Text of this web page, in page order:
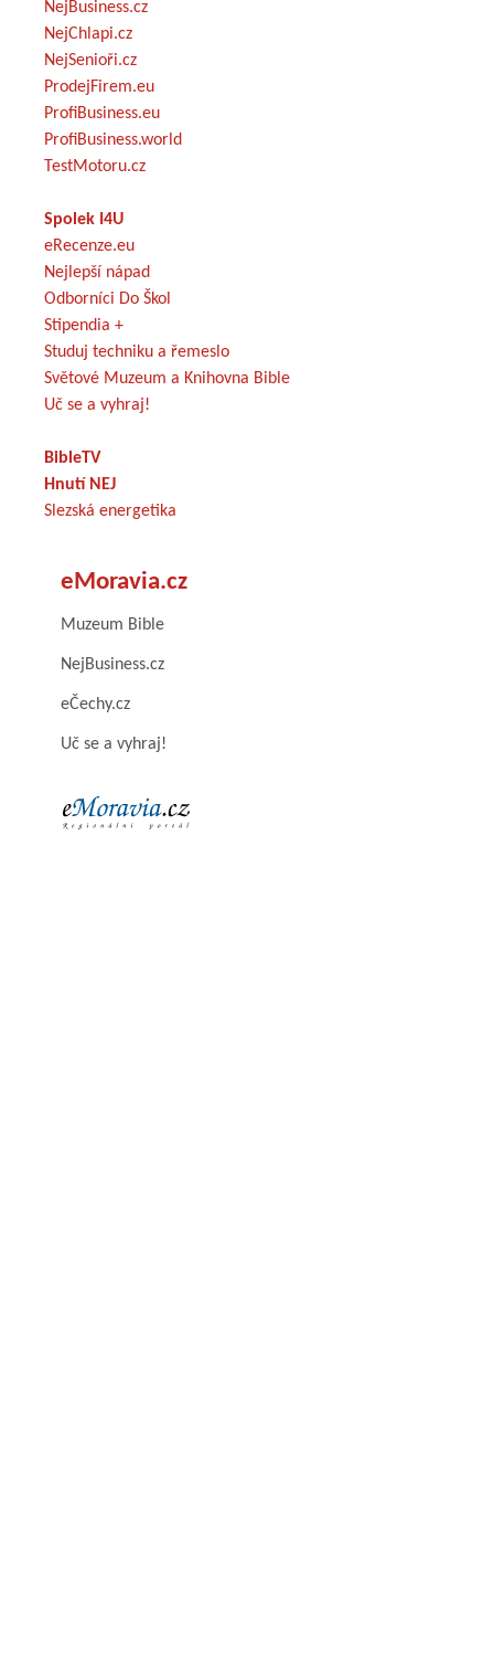
NejBusiness.cz
NejChlapi.cz
NejSenioři.cz
ProdejFirem.eu
ProfiBusiness.eu
ProfiBusiness.world
TestMotoru.cz
Spolek I4U
eRecenze.eu
Nejlepší nápad
Odborníci Do Škol
Stipendia +
Studuj techniku a řemeslo
Světové Muzeum a Knihovna Bible
Uč se a vyhraj!
BibleTV
Hnutí NEJ
Slezská energetika
eMoravia.cz
Muzeum Bible
NejBusiness.cz
eČechy.cz
Uč se a vyhraj!